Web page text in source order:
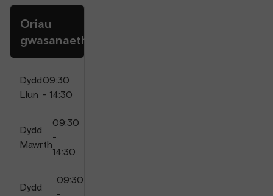
Oriau
gwasanaeth
Dydd
Llun
09:30
- 14:30
Dydd
Mawrth
09:30
-
14:30
Dydd
09:30